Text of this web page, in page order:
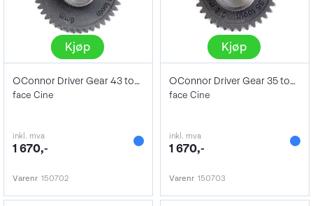
Kjøp
OConnor Driver Gear 43 tooth 0.8M 6 mm
face Cine
inkl. mva
1 670,-
Varenr 150702
Kjøp
OConnor Driver Gear 35 tooth 0.8M 10mm
face Cine
inkl. mva
1 670,-
Varenr 150703